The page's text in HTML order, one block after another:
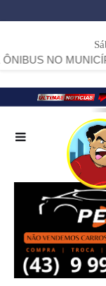
MUNICÍPIO >>